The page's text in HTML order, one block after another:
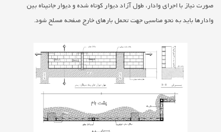
صورت نیاز با اجراي وادار، طول آزاد دیوار کوتاه شده و دیوار جانپناه بین
وادارها باید به نحو مناسبی جهت تحمل بارهاي خارج صفحه مسلح شود.